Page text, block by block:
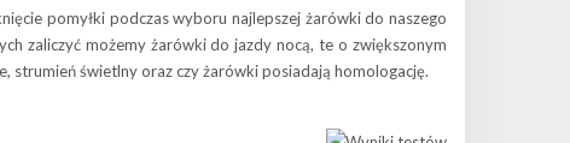
pomyłki podczas wyboru najlepszej żarówki do naszego
zaliczyć możemy żarówki do jazdy nocą, te o zwiększonym
strumień świetlny oraz czy żarówki posiadają homologację.